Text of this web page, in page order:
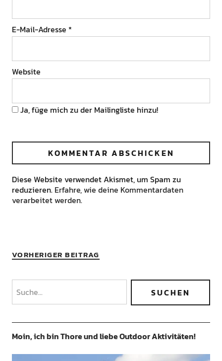
E-Mail-Adresse *
Website
Ja, füge mich zu der Mailingliste hinzu!
Diese Website verwendet Akismet, um Spam zu
reduzieren. Erfahre, wie deine Kommentardaten
verarbeitet werden.
VORHERIGER BEITRAG
Moin, ich bin Thore und liebe Outdoor Aktivitäten!